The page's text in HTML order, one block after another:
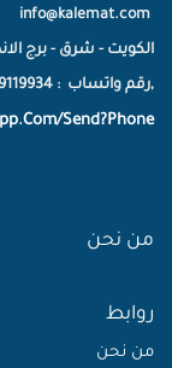
info@kalemat.com
الكويت - شرق - برج
,رقم واتساب : 99119934
Send?Phone
من نحن
روابط
من نحن